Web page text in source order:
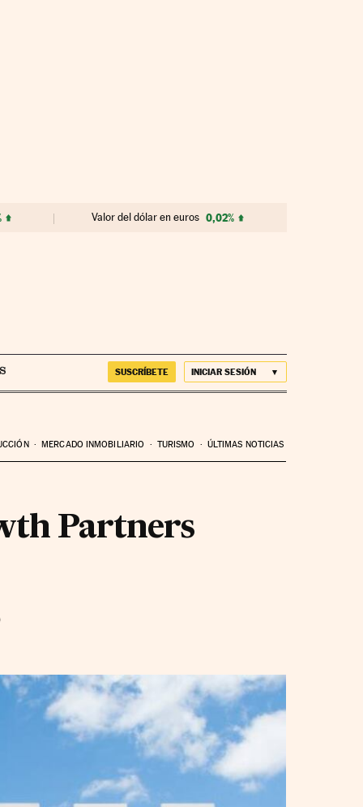
Valor del dólar en euros 0,02%
SUSCRÍBETE INICIAR SESIÓN
MERCADO INMOBILIARIO TURISMO ÚLTIMAS NOTICIAS
Partners